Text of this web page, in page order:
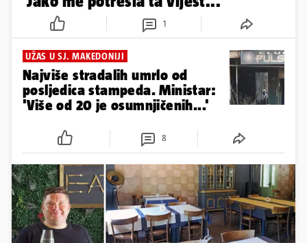
1
UŽAS U SJ. MAKEDONIJI
Najviše stradalih umrlo od
posljedica stampeda. Ministar:
'Više od 20 je osumnjičenih...'
8